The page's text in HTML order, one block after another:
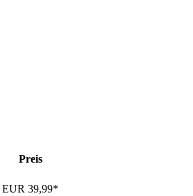
Preis
EUR 39,99*